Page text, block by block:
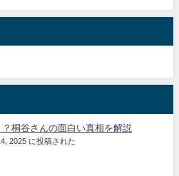
？桐谷さんの面白い真相を解説
2025 に投稿された